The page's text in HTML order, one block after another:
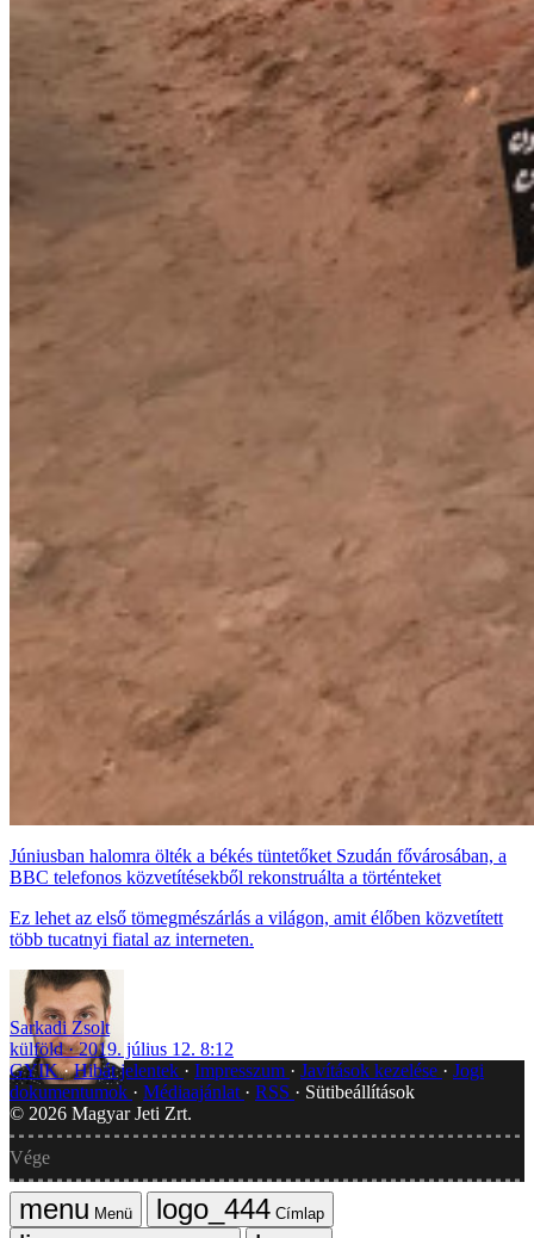
Júniusban halomra ölték a békés tüntetőket Szudán fővárosában, a
BBC telefonos közvetítésekből rekonstruálta a történteket
Ez lehet az első tömegmészárlás a világon, amit élőben közvetített
több tucatnyi fiatal az interneten.
Sarkadi Zsolt
külföld
2019. július 12. 8:12
GYIK Hibát jelentek Impresszum Javítások kezelése
Jogi
dokumentumok
Médiaajánlat RSS
Sütibeállítások
© 2026 Magyar Jeti Zrt.
Vége
Menü
Címlap